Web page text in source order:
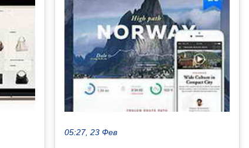
05:27, 23 Фев